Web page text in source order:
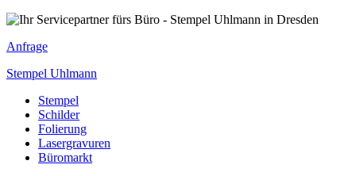
Anfrage
Stempel Uhlmann
Stempel
Schilder
Folierung
Lasergravuren
Büromarkt